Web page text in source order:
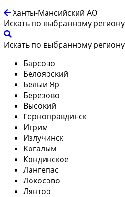
Ханты-Мансийский АО
Искать по выбранному региону
Искать по выбранному региону
Барсово
Белоярский
Белый Яр
Березово
Высокий
Горноправдинск
Игрим
Излучинск
Когалым
Кондинское
Лангепас
Локосово
Лянтор